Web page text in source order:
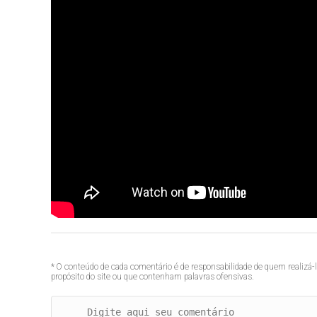
* O conteúdo de cada comentário é de responsabilidade de quem
propósito do site ou que contenham palavras ofensivas.